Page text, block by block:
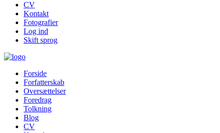
CV
Kontakt
Fotografier
Log ind
Skift sprog
Forside
Forfatterskab
Oversættelser
Foredrag
Tolkning
Blog
CV